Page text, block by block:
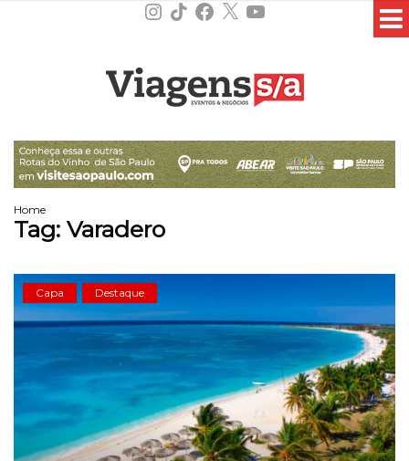
Instagram
TikTokFacebook
X YouTube
Home
Tag: Varadero
Capa Destaque